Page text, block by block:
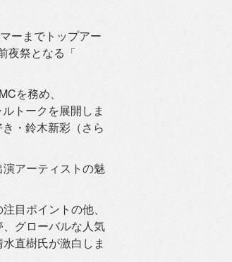
ーまでトップアー
夜祭となる「
を務め、
ルトークを展開しま
・鈴木新彩（さら
演アーティストの魅
目ポイントの他、
グローバルな人気
直樹氏が激白しま